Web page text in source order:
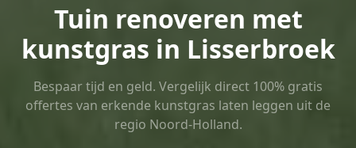
Tuin renoveren met
kunstgras in Lisserbroek
Bespaar tijd en geld. Vergelijk direct 100% gratis
offertes van erkende kunstgras laten leggen uit de
regio Noord-Holland.